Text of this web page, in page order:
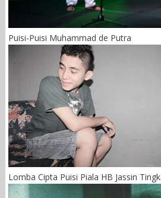
Puisi-Puisi Muhammad de Putra
Lomba Cipta Puisi Piala HB Jassin